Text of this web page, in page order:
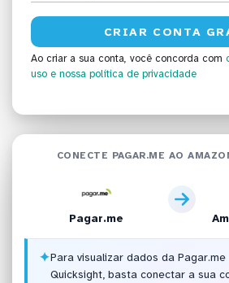
Ao criar a sua conta, você concorda com
uso e nossa política de privacidade
CONECTE PAGAR.ME AO
Pagar.me
✦Para visualizar dados da Pagar.me
Quicksight, basta conectar a sua